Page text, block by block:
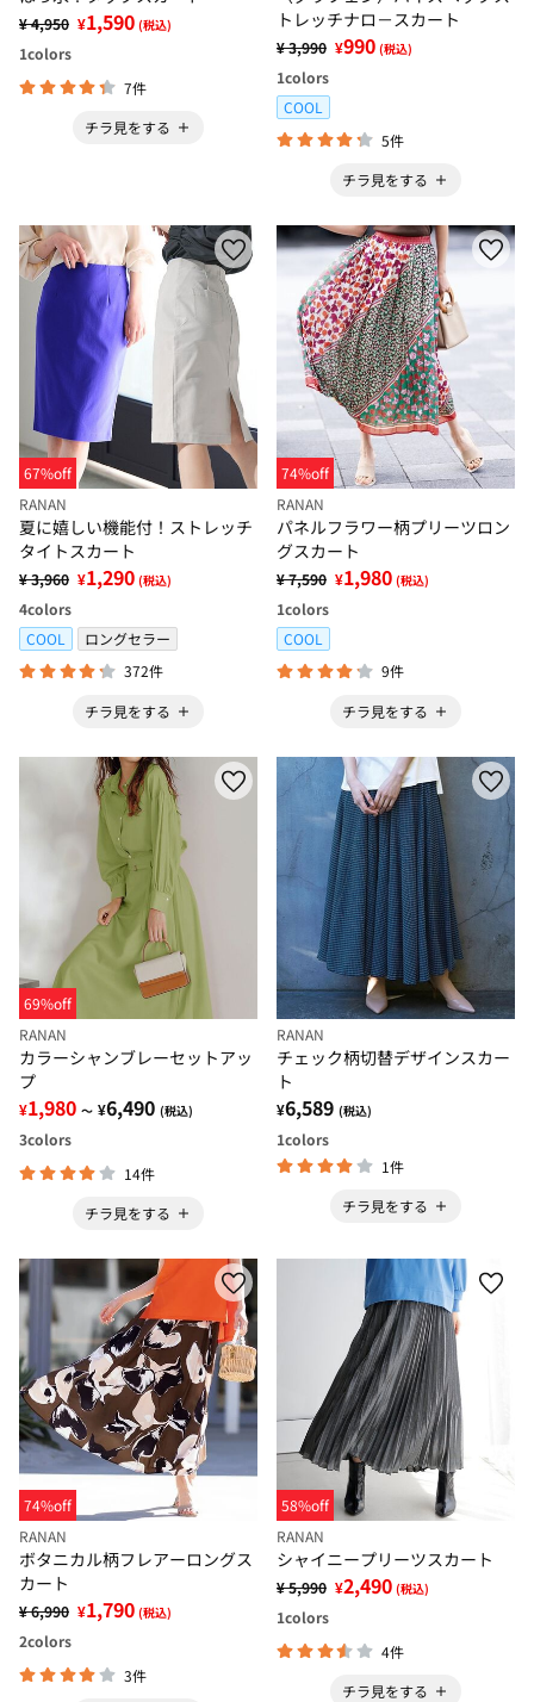
¥ 4,950 ¥1,590 (税込)
1colors
7件
チラ見をする
トレッチナロ－スカート
¥ 3,990 ¥990 (税込)
1colors
COOL
5件
チラ見をする
67%off
RANAN
夏に嬉しい機能付！ストレッチ
タイトスカート
¥ 3,960 ¥1,290 (税込)
4colors
COOL
ロングセラー
372件
チラ見をする
74%off
RANAN
パネルフラワー柄プリーツロン
グスカート
¥ 7,590 ¥1,980 (税込)
1colors
COOL
9件
チラ見をする
69%off
RANAN
カラーシャンブレーセットアッ
プ
¥1,980 ～ ¥6,490 (税込)
3colors
14件
チラ見をする
RANAN
チェック柄切替デザインスカー
ト
¥6,589 (税込)
1colors
1件
チラ見をする
74%off
RANAN
ボタニカル柄フレアーロングス
カート
¥ 6,990 ¥1,790 (税込)
2colors
3件
58%off
RANAN
シャイニープリーツスカート
¥ 5,990 ¥2,490 (税込)
1colors
4件
チラ見をする